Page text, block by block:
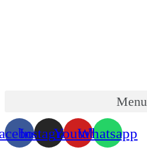
Menu
InstagramYoutubeWhatsapp